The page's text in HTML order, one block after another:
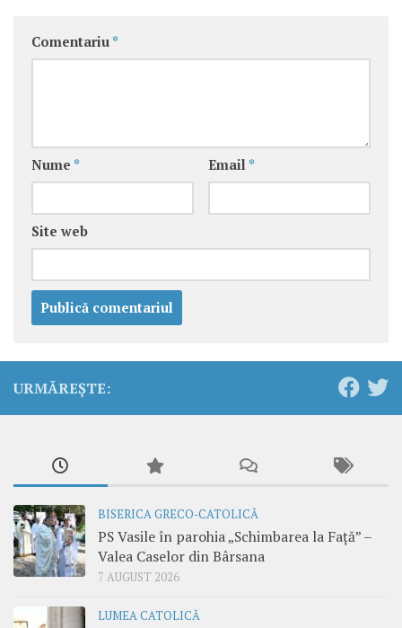
Comentariu *
Nume * Email *
Site web
URMĂREȘTE:
BISERICA GRECO-CATOLICĂ
PS Vasile în parohia „Schimbarea la Față” –
Valea Caselor din Bârsana
7 AUGUST 2026
LUMEA CATOLICĂ